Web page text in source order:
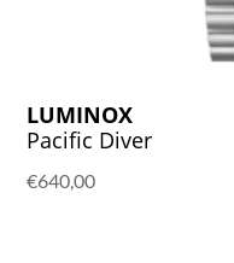
LUMINOX
Pacific Diver
€640,00